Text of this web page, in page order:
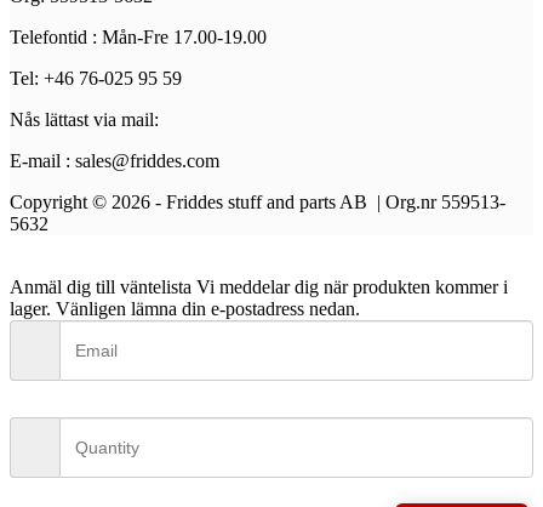
Telefontid : Mån-Fre 17.00-19.00
Tel: +46 76-025 95 59
Nås lättast via mail:
E-mail : sales@friddes.com
Copyright © 2026 - Friddes stuff and parts AB | Org.nr 559513-
5632
Anmäl dig till väntelista Vi meddelar dig när produkten kommer i
lager. Vänligen lämna din e-postadress nedan.